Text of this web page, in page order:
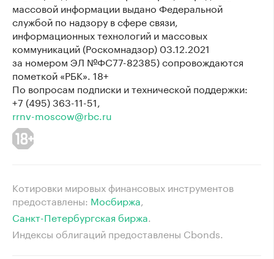
массовой информации выдано Федеральной
службой по надзору в сфере связи,
информационных технологий и массовых
коммуникаций (Роскомнадзор) 03.12.2021
за номером ЭЛ №ФС77-82385) сопровождаются
пометкой «РБК». 18+
По вопросам подписки и технической поддержки:
+7 (495) 363-11-51,
rrnv-moscow@rbc.ru
Котировки мировых финансовых инструментов
предоставлены: Мосбиржа⁠,
Санкт-Петербургская биржа⁠.
Индексы облигаций предоставлены Cbonds.